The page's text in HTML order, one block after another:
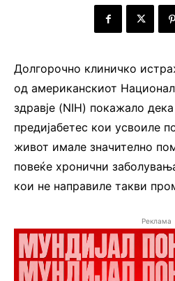
Долгорочно клиничко
од американскиот
здравје (NIH) покажало
предијабетес кои усвоиле
живот имале значително
повеќе хронични
кои не направиле такви
Реклама